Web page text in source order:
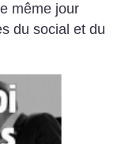
même jour
du social et du